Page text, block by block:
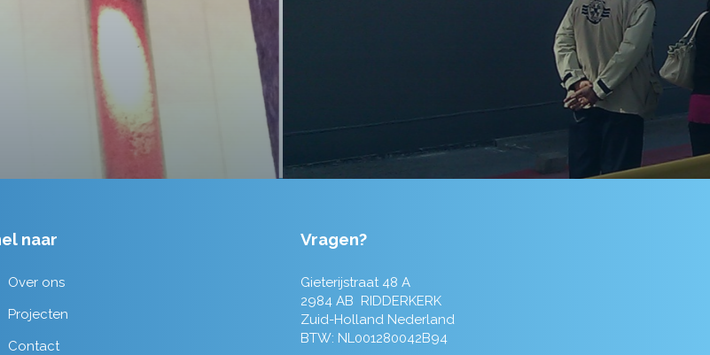
Tim de Lange
naar
Over ons
Projecten
Contact
Vragen?
Gieterijstraat 48 A
2984 AB RIDDERKERK
Zuid-Holland Nederland
BTW: NL001280042B94